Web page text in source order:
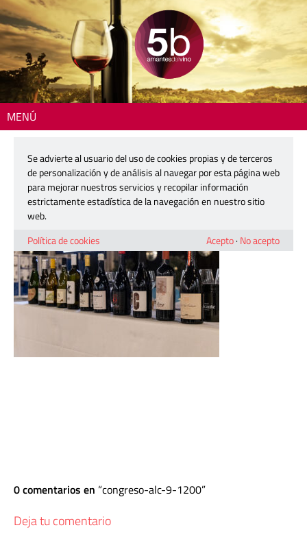
MENÚ
congreso-alc-9-1200
2 noviembre, 2025
0 comentarios en congreso-alc-9-1200
Deja tu comentario
Se advierte al usuario del uso de cookies propias y de terceros
de personalización y de análisis al navegar por esta página web
para mejorar nuestros servicios y recopilar información
estrictamente estadística de la navegación en nuestro sitio
web.
Política de cookies
Acepto· No acepto